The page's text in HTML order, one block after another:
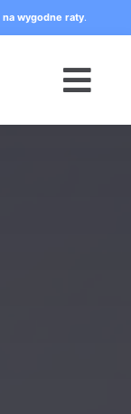
na wygodne raty.